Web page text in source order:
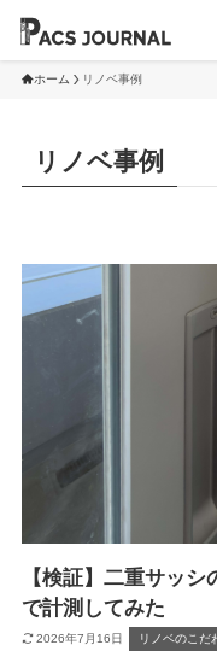
ホーム リノベ事例
リノベ事例
【検証】二重サッ
で計測してみた
2026年7月16日 リノベのこだ